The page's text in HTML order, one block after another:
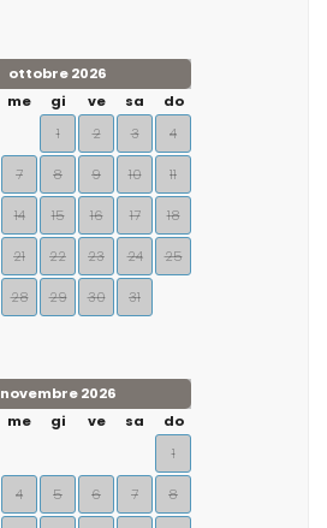
ottobre 2026
me gi ve sa
do
1
2 3 4
7 8 9 10 11
14 15 16 17 18
21 22 23 24 25
28 29 30 31
novembre 2026
me gi ve sa
do
1
4 5 6 7 8